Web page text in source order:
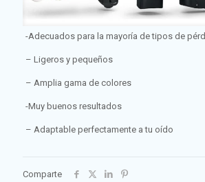
-Adecuados para la mayoría de tipos de
– Ligeros y pequeños
– Amplia gama de colores
-Muy buenos resultados
– Adaptable perfectamente a tu oído
Comparte